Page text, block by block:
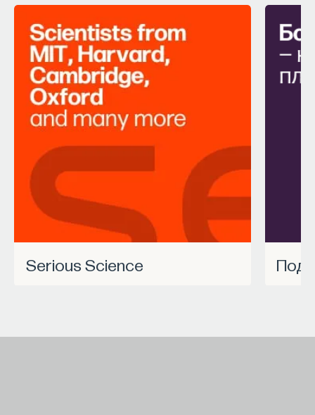
Serious Science